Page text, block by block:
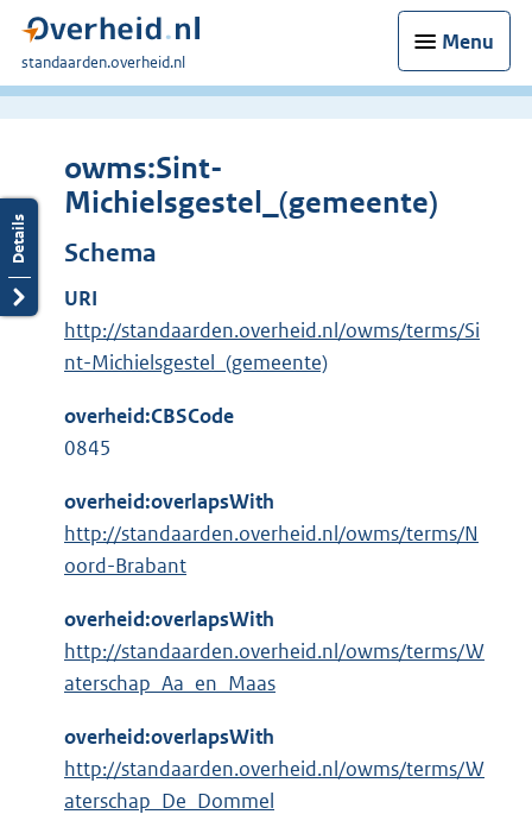
Menu
U
bent
standaarden.overheid.nl
owms:Sint-
Michielsgestel_(gemeente)
Schema
URI
http://standaarden.overheid.nl/owms/terms/Si
nt-Michielsgestel_(gemeente)
overheid:CBSCode
0845
overheid:overlapsWith
http://standaarden.overheid.nl/owms/terms/N
oord-Brabant
overheid:overlapsWith
http://standaarden.overheid.nl/owms/terms/W
aterschap_Aa_en_Maas
overheid:overlapsWith
http://standaarden.overheid.nl/owms/terms/W
aterschap_De_Dommel